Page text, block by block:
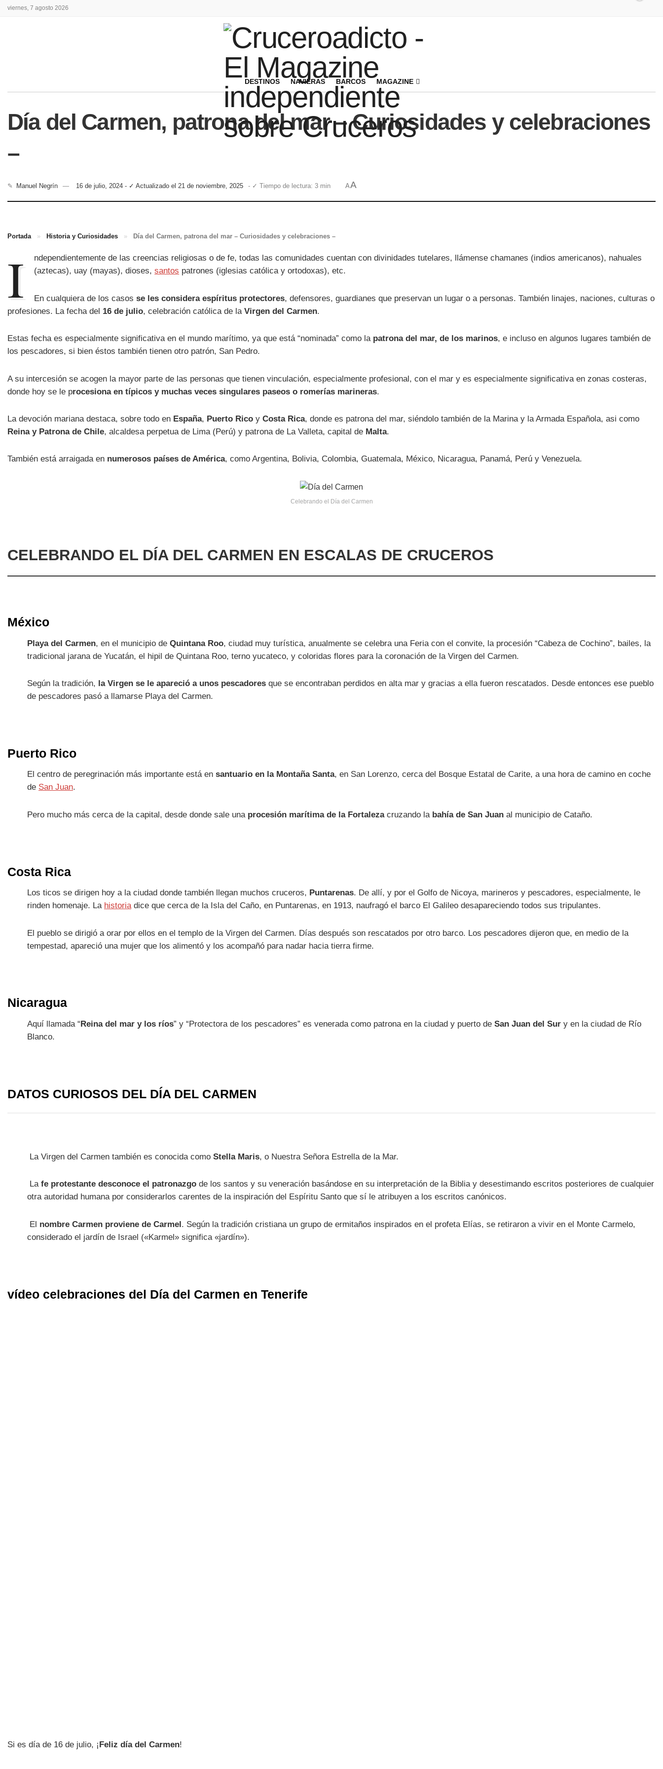
viernes, 7 agosto 2026
DESTINOS NAVIERAS BARCOS MAGAZINE
Día del Carmen, patrona del mar – Curiosidades y celebraciones
–
✎ Manuel Negrín 16 de julio, 2024 - ✓ Actualizado el 21 de noviembre, 2025 - ✓ Tiempo de lectura: 3 min AA
Portada » Historia y Curiosidades » Día del Carmen, patrona del mar – Curiosidades y celebraciones –
I
ndependientemente de las creencias religiosas o de fe, todas las comunidades cuentan con divinidades tutelares, llámense chamanes (indios americanos), nahuales
(aztecas), uay (mayas), dioses,santos patrones (iglesias católica y ortodoxas), etc.
En cualquiera de los casosse les considera espíritus protectores, defensores, guardianes que preservan un lugar o a personas. También linajes, naciones, culturas o
profesiones. La fecha del 16 de julio, celebración católica de la Virgen del Carmen.
Estas fecha es especialmente significativa en el mundo marítimo, ya que está “nominada” como la patrona del mar, de los marinos, e incluso en algunos lugares también de
los pescadores, si bien éstos también tienen otro patrón, San Pedro.
A su intercesión se acogen la mayor parte de las personas que tienen vinculación, especialmente profesional, con el mar y es especialmente significativa en zonas costeras,
donde hoy se le procesiona en típicos y muchas veces singulares paseos o romerías marineras.
La devoción mariana destaca, sobre todo en España, Puerto Rico y Costa Rica, donde es patrona del mar, siéndolo también de la Marina y la Armada Española, asi como
Reina y Patrona de Chile, alcaldesa perpetua de Lima (Perú) y patrona de La Valleta, capital de Malta.
También está arraigada en numerosos países de América, como Argentina, Bolivia, Colombia, Guatemala, México, Nicaragua, Panamá, Perú y Venezuela.
Celebrando el Día del Carmen
CELEBRANDO EL DÍA DEL CARMEN EN ESCALAS DE CRUCEROS
México
Playa del Carmen, en el municipio de Quintana Roo, ciudad muy turística, anualmente se celebra una Feria con el convite, la procesión “Cabeza de Cochino”, bailes, la
tradicional jarana de Yucatán, el hipil de Quintana Roo, terno yucateco, y coloridas flores para la coronación de la Virgen del Carmen.
Según la tradición, la Virgen se le apareció a unos pescadores que se encontraban perdidos en alta mar y gracias a ella fueron rescatados. Desde entonces ese pueblo
de pescadores pasó a llamarse Playa del Carmen.
Puerto Rico
El centro de peregrinación más importante está en santuario en la Montaña Santa, en San Lorenzo, cerca del Bosque Estatal de Carite, a una hora de camino en coche
de San Juan.
Pero mucho más cerca de la capital, desde donde sale una procesión marítima de la Fortalezacruzando la bahía de San Juan al municipio de Cataño.
Costa Rica
Los ticos se dirigen hoy a la ciudad donde también llegan muchos cruceros, Puntarenas. De allí, y por el Golfo de Nicoya, marineros y pescadores, especialmente, le
rinden homenaje. La historiadice que cerca de la Isla del Caño, en Puntarenas, en 1913, naufragó el barco El Galileo desapareciendo todos sus tripulantes.
El pueblo se dirigió a orar por ellos en el templo de la Virgen del Carmen. Días después son rescatados por otro barco. Los pescadores dijeron que, en medio de la
tempestad, apareció una mujer que los alimentó y los acompañó para nadar hacia tierra firme.
Nicaragua
Aquí llamada “Reina del mar y los ríos” y “Protectora de los pescadores” es venerada como patrona en la ciudad y puerto de San Juan del Sur y en la ciudad de Río
Blanco.
DATOS CURIOSOS DEL DÍA DEL CARMEN
La Virgen del Carmen también es conocida como Stella Maris, o Nuestra Señora Estrella de la Mar.
La fe protestante desconoce el patronazgo de los santos y su veneración basándose en su interpretación de la Biblia y desestimando escritos posteriores de cualquier
otra autoridad humana por considerarlos carentes de la inspiración del Espíritu Santo que sí le atribuyen a los escritos canónicos.
El nombre Carmen proviene de Carmel. Según la tradición cristiana un grupo de ermitaños inspirados en el profeta Elías, se retiraron a vivir en el Monte Carmelo,
considerado el jardín de Israel («Karmel» significa «jardín»).
vídeo celebraciones del Día del Carmen en Tenerife
Si es día de 16 de julio, ¡Feliz día del Carmen!